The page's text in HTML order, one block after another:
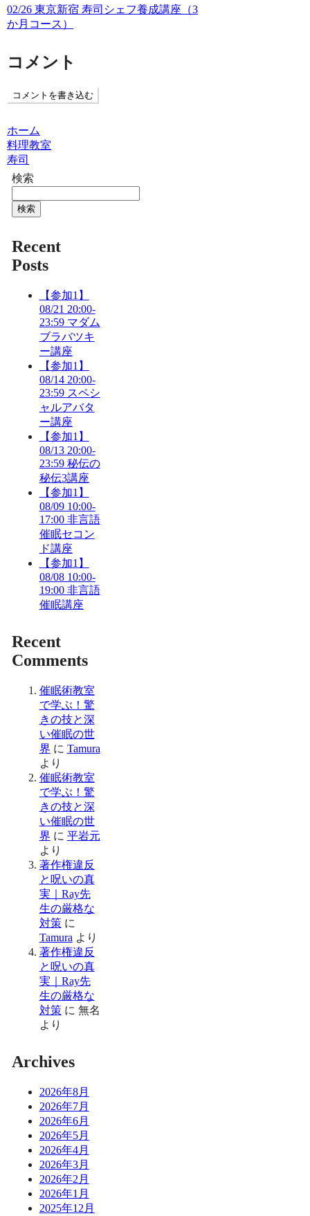
02/26 東京新宿 寿司シェフ養成講座（3
か月コース）
コメント
コメントを書き込む
ホーム
料理教室
寿司
検索
検索
Recent
Posts
【参加1】
08/21 20:00-
23:59 マダム
ブラバツキ
ー講座
【参加1】
08/14 20:00-
23:59 スペシ
ャルアバタ
ー講座
【参加1】
08/13 20:00-
23:59 秘伝の
秘伝3講座
【参加1】
08/09 10:00-
17:00 非言語
催眠セコン
ド講座
【参加1】
08/08 10:00-
19:00 非言語
催眠講座
Recent
Comments
催眠術教室
で学ぶ！驚
きの技と深
い催眠の世
界 に Tamura
より
催眠術教室
で学ぶ！驚
きの技と深
い催眠の世
界 に 平岩元
より
著作権違反
と呪いの真
実｜Ray先
生の厳格な
対策に
Tamura より
著作権違反
と呪いの真
実｜Ray先
生の厳格な
対策に 無名
より
Archives
2026年8月
2026年7月
2026年6月
2026年5月
2026年4月
2026年3月
2026年2月
2026年1月
2025年12月